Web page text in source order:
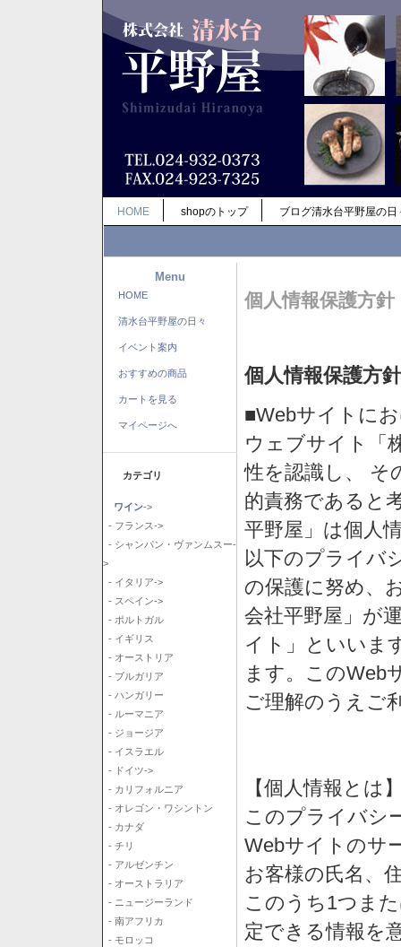
HOME shopのトップ ブログ清水台平野屋の日
Menu
HOME
清水台平野屋の日々
イベント案内
おすすめの商品
カートを見る
マイページへ
カテゴリ
ワイン->
- フランス->
- シャンパン・ヴァンムスー-
>
- イタリア->
- スペイン->
- ポルトガル
- イギリス
- オーストリア
- ブルガリア
- ハンガリー
- ルーマニア
- ジョージア
- イスラエル
- ドイツ->
- カリフォルニア
- オレゴン・ワシントン
- カナダ
- チリ
- アルゼンチン
- オーストラリア
- ニュージーランド
- 南アフリカ
- モロッコ
個人情報保護方針
個人情報保護方針
■Webサイトに
ウェブサイト「
性を認識し、 そ
的責務であると
平野屋」は個人
以下のプライバ
の保護に努め、
会社平野屋」が
イト」といいま
ます。このWeb
ご理解のうえご
【個人情報とは
このプライバシ
Webサイトのサ
お客様の氏名、
このうち1つま
定できる情報を